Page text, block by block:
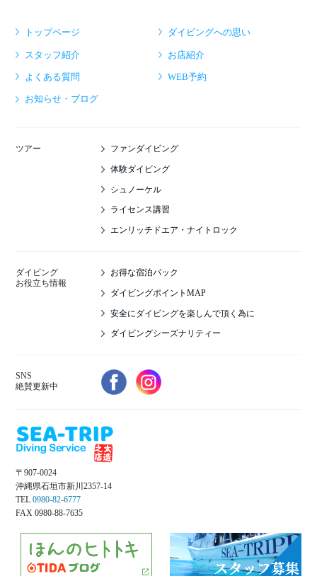
トップページ ダイビングへの思い
スタッフ紹介 お店紹介
よくある質問 WEB予約
お知らせ・ブログ
ツアー ファンダイビング
体験ダイビング
シュノーケル
ライセンス講習
エンリッチドエア・ナイトロック
ダイビング
お役立ち情報
お得な宿泊パック
ダイビングポイントMAP
安全にダイビングを楽しんで頂く為に
ダイビングシーズナリティー
SNS
絶賛更新中
〒907-0024
沖縄県石垣市新川2357-14
TEL 0980-82-6777
FAX 0980-88-7635